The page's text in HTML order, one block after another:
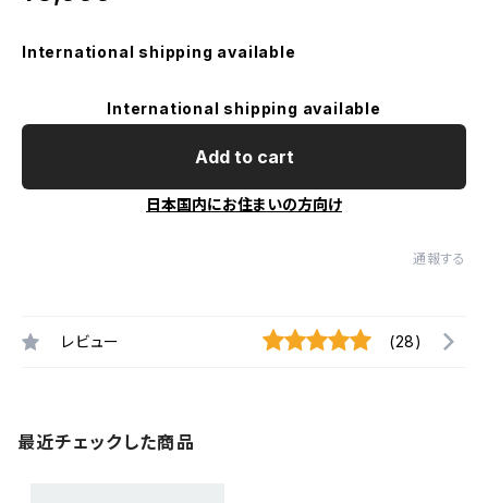
International shipping available
International shipping available
Add to cart
日本国内にお住まいの方向け
通報する
レビュー (28)
最近チェックした商品